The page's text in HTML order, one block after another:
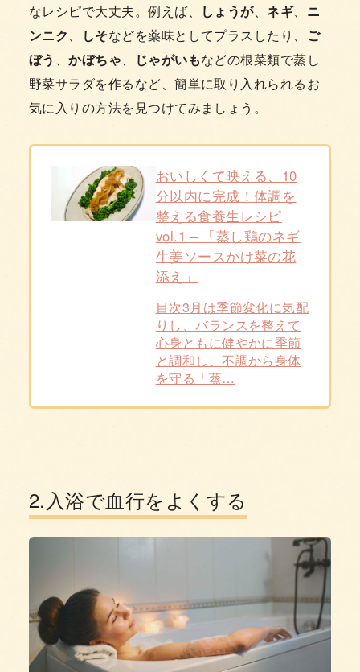
なレシピで大丈夫。例えば、
しょうが、ネギ、 ニ
ンニク、 しそなどを薬味としてプラスしたり、 ご
ぼう 、かぼちゃ、 じゃがいもなどの根菜類で蒸し
野菜サラダを作るなど、簡単に取り入れられるお
気に入りの方法を見つけてみましょう。
おいしくて映える、10
分以内に完成！体調を
整える食養生レシピ
vol.1 – 「蒸し鶏のネギ
生姜ソースかけ菜の花
添え」
目次3月は季節変化に気配
りし、バランスを整えて
心身ともに健やかに季節
と調和し、不調から身体
を守る「蒸…
2.入浴で血行をよくする